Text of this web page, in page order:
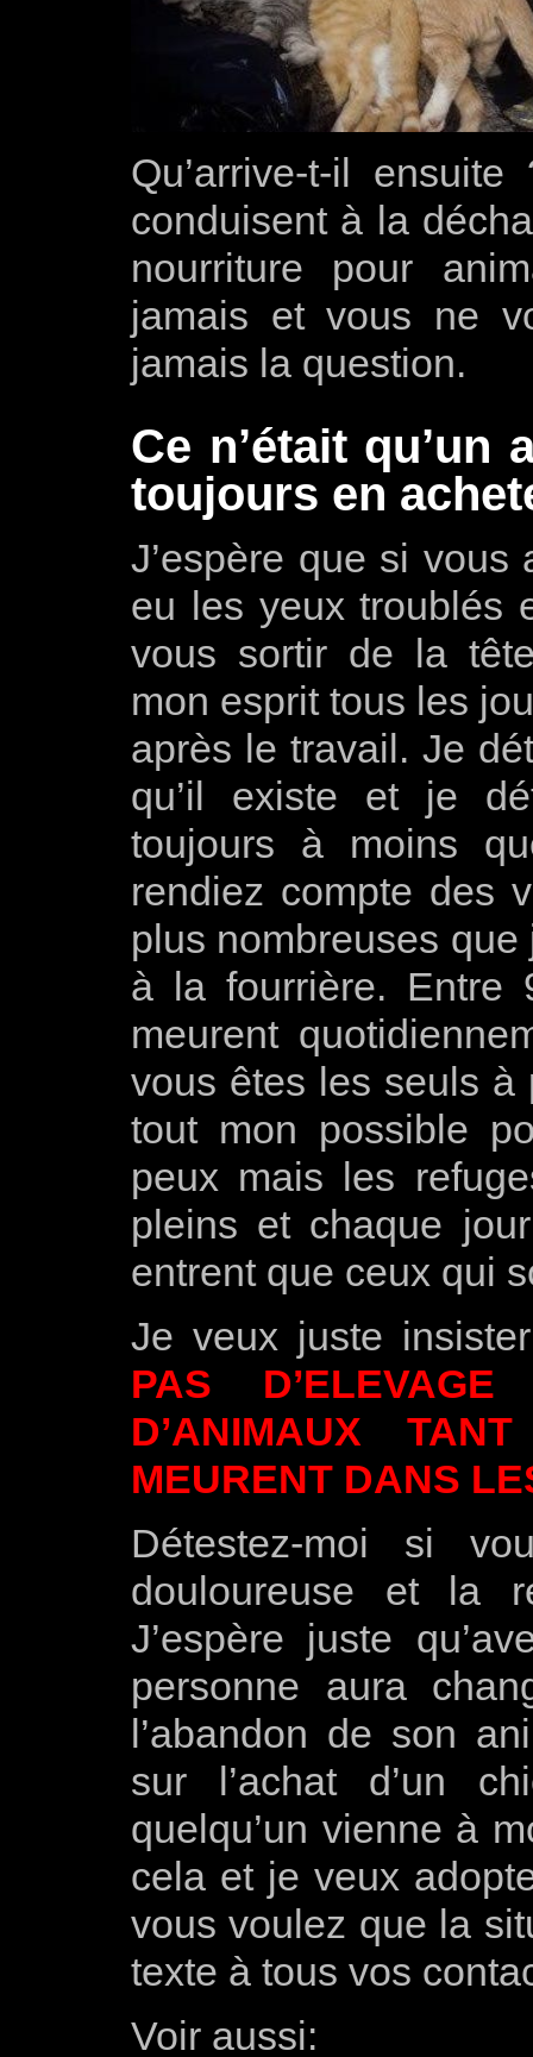
Qu’arrive-t-il
conduisent à la
nourriture pour
jamais et vous ne
jamais la question.
Ce n’était qu’un
toujours en
J’espère que si vous
eu les yeux troublés
vous sortir de la
mon esprit tous les
après le travail. Je
qu’il existe et je
toujours à moins
rendiez compte des
plus nombreuses
à la fourrière. Entre
meurent
vous êtes les seuls à
tout mon possible
peux mais les
pleins et chaque
entrent que ceux qui
Je veux juste
PAS
D’ANIMAUX
MEURENT DANS
Détestez-moi si
douloureuse et la
J’espère juste
personne aura
l’abandon de son
sur l’achat d’un
quelqu’un vienne à
cela et je veux
vous voulez que la
texte à tous vos
Voir aussi: